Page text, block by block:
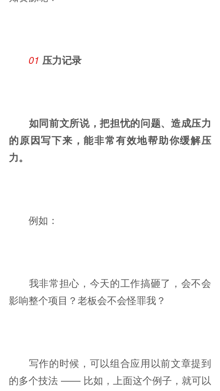
01 压力记录
如同前文所说，把担忧的问题、造成压力
的原因写下来，能非常有效地帮助你缓解压
力。
例如：
我非常担心，今天的工作搞砸了，会不会
影响整个项目？老板会不会怪罪我？
写作的时候，可以组合应用以前文章提到
的多个技法 —— 比如，上面这个例子，就可以